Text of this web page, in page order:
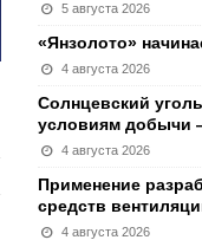
5 августа 2026
«Янзолото»
4 августа 2026
Солнцевский
условиям добычи
4 августа 2026
Применение
средств
4 августа 2026